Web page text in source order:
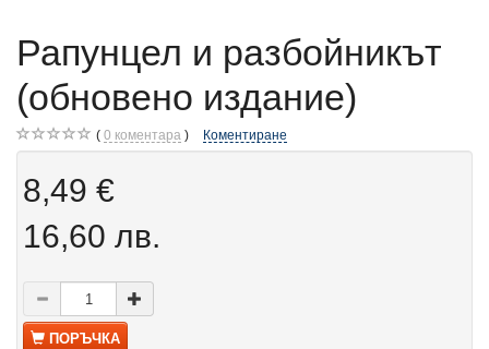
Рапунцел и разбойникът
(обновено издание)
0 коментара Коментиране
8,49 €
16,60 лв.
ПОРЪЧКА